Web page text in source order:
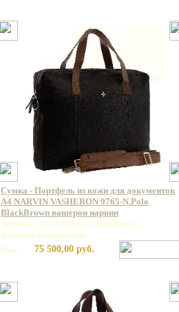
Сумка - Портфель из кожи для документов
А4 NARVIN VASHERON 9765-N.Polo
BlackBrown вашерон нарвин
Артикул: 9765-N.Polo BlackBrown
Базовая единица: шт
Цена:
75 500,00 руб.